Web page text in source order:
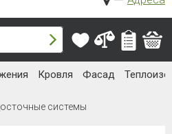
Кровля Фасад
системы